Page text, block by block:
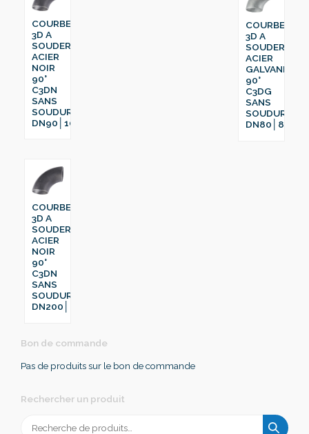
COURBE
3D A
SOUDER
ACIER
NOIR
90°
C3DN
SANS
SOUDURE
DN90│108
COURBE
3D A
SOUDER
ACIER
GALVANISÉ
90°
C3DG
SANS
SOUDURE
DN80│88.9
COURBE
3D A
SOUDER
ACIER
NOIR
90°
C3DN
SANS
SOUDURE
DN200│219.1
Bon de commande
Pas de produits sur le bon de commande
Rechercher un produit